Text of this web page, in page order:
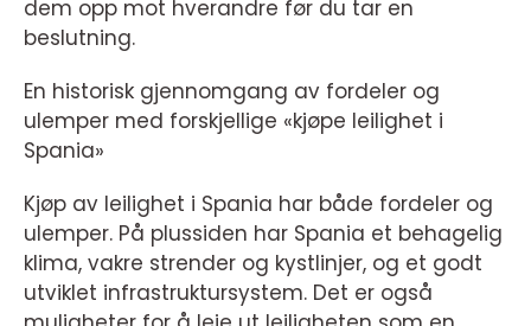
dem opp mot hverandre før du tar en
beslutning.
En historisk gjennomgang av fordeler og
ulemper med forskjellige «kjøpe leilighet i
Spania»
Kjøp av leilighet i Spania har både fordeler og
ulemper. På plussiden har Spania et behagelig
klima, vakre strender og kystlinjer, og et godt
utviklet infrastruktursystem. Det er også